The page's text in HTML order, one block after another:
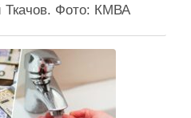
Ткачов. Фото: КМВА
адміністрації буде
обіймав посаду
Ткаченка.
Ткаченка з посади